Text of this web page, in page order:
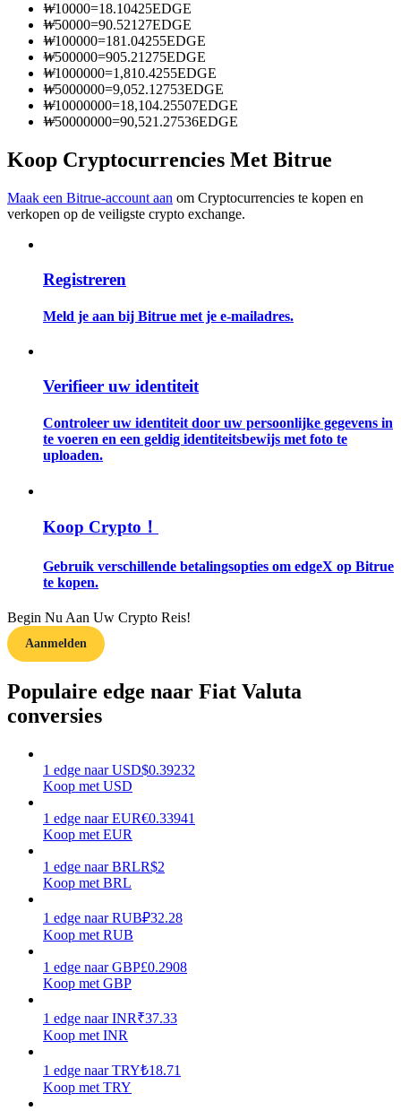
Big data-analyse inclusief handelsinformatie, enz.
Futures-startgids
Handelsstrategieën
Leer hoe u winstgevend kunt blijven
Macht varkentje
Verdien dagelijks competitieve beloningen
₩10000=18.10425EDGE
₩50000=90.52127EDGE
₩100000=181.04255EDGE
₩500000=905.21275EDGE
₩1000000=1,810.4255EDGE
₩5000000=9,052.12753EDGE
₩10000000=18,104.25507EDGE
₩50000000=90,521.27536EDGE
Koop Cryptocurrencies Met Bitrue
Maak een Bitrue-account aan om Cryptocurrencies te kopen en
verkopen op de veiligste crypto exchange.
Registreren
Meld je aan bij Bitrue met je e-mailadres.
Verifieer uw identiteit
Controleer uw identiteit door uw persoonlijke gegevens in
te voeren en een geldig identiteitsbewijs met foto te
uploaden.
Koop Crypto！
Gebruik verschillende betalingsopties om edgeX op Bitrue
te kopen.
Begin Nu Aan Uw Crypto Reis!
Aanmelden
Populaire edge naar Fiat Valuta
conversies
1 edge naar USD$0.39232
Koop met USD
1 edge naar EUR€0.33941
Koop met EUR
1 edge naar BRLR$2
Koop met BRL
1 edge naar RUB₽32.28
Koop met RUB
1 edge naar GBP£0.2908
Koop met GBP
1 edge naar INR₹37.33
Koop met INR
1 edge naar TRY₺18.71
Koop met TRY